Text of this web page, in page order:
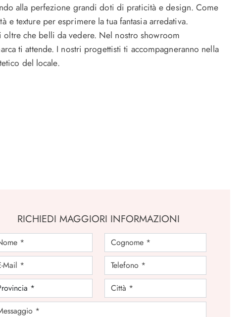
alla perfezione grandi doti di praticità e design. Come
texture per esprimere la tua fantasia arredativa.
che belli da vedere. Nel nostro showroom
ti attende. I nostri progettisti ti accompagneranno nella
del locale.
RICHIEDI MAGGIORI INFORMAZIONI